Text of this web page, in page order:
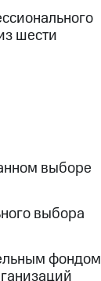
шести
выборе
выбора
фондом